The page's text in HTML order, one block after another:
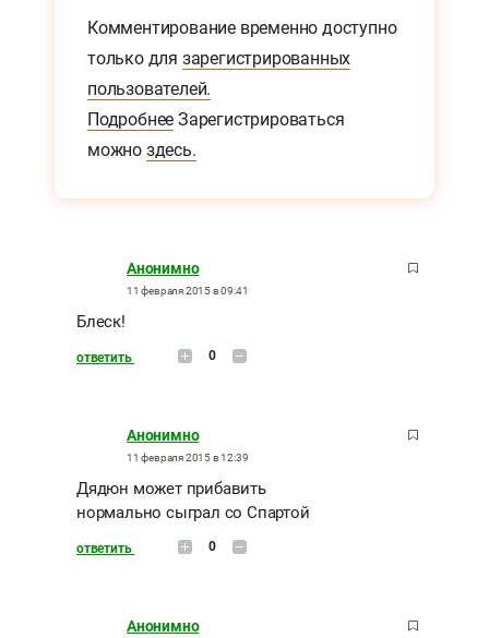
Комментирование временно доступно
только для зарегистрированных
пользователей.
Подробнее Зарегистрироваться
можно здесь.
Анонимно
11 февраля 2015 в 09:41
Блеск!
ответить 0
Анонимно
11 февраля 2015 в 12:39
Дядюн может прибавить
нормально сыграл со Спартой
ответить 0
Анонимно